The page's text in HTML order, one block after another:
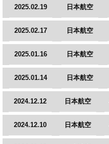
2025.02.19 日本航空
2025.02.17 日本航空
2025.01.16 日本航空
2025.01.14 日本航空
2024.12.12 日本航空
2024.12.10 日本航空